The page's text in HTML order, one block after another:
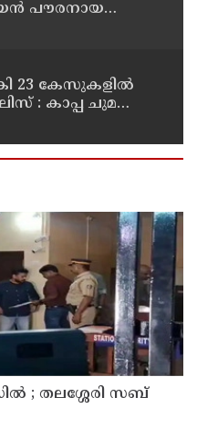
പൗരനായ
23 കേസുകളില്‍
: കാപ്പ ചുമത്തി
; തലശ്ശേരി സബ്